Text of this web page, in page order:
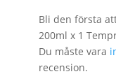
Bli den första
200ml x 1
Du måste vara
recension.